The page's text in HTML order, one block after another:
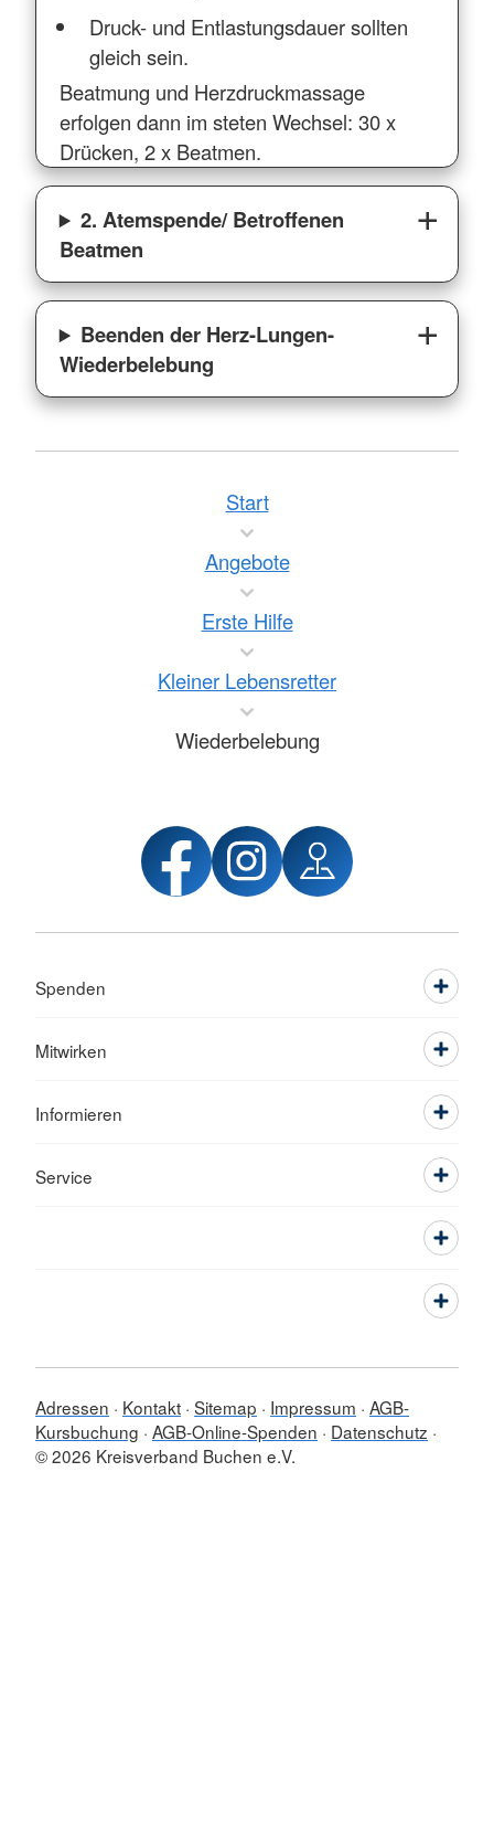
Druck- und Entlastungsdauer sollten
gleich sein.
Beatmung und Herzdruckmassage
erfolgen dann im steten Wechsel: 30 x
Drücken, 2 x Beatmen.
2. Atemspende/ Betroffenen
Beatmen
Beenden der Herz-Lungen-
Wiederbelebung
Start
Angebote
Erste Hilfe
Kleiner Lebensretter
Wiederbelebung
Spenden
Mitwirken
Informieren
Service
Adressen Kontakt Sitemap Impressum AGB-
Kursbuchung AGB-Online-Spenden
Datenschutz
© 2026 Kreisverband Buchen e.V.